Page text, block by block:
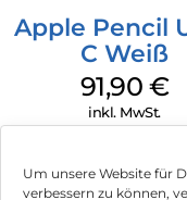
Um unsere Website für
verbessern zu können,
Apple Pencil
C Weiß
91,90 €
inkl. MwSt.